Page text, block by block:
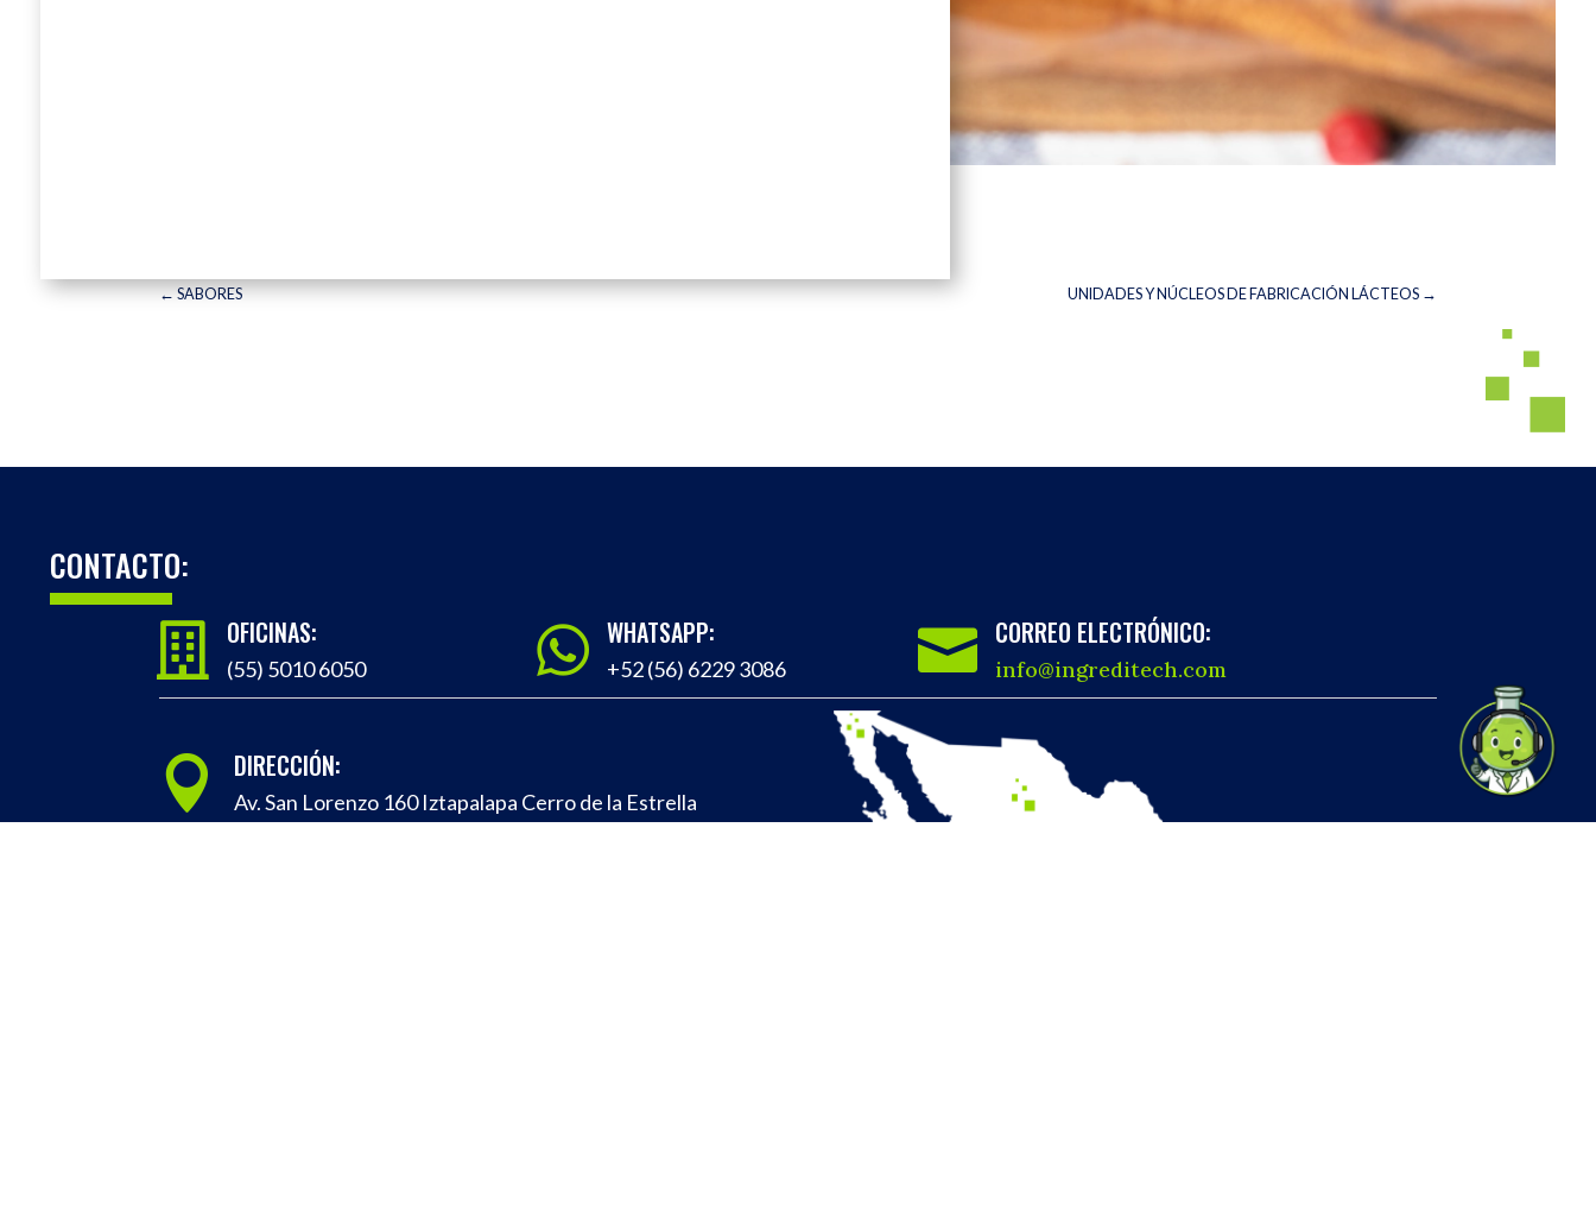
←SABORES UNIDADES Y NÚCLEOS DE FABRICACIÓN LÁCTEOS→
CONTACTO:
 OFICINAS:
(55) 5010 6050  WHATSAPP:
+52 (56) 6229 3086  CORREO ELECTRÓNICO:
info@ingreditech.com
 DIRECCIÓN:
Av. San Lorenzo 160 Iztapalapa Cerro de la Estrella
09860, Ciudad de México, CDMX